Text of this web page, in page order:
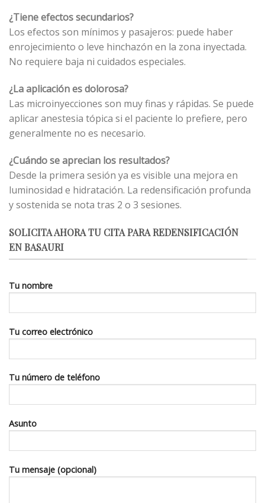
¿Tiene efectos secundarios?
Los efectos son mínimos y pasajeros: puede haber
enrojecimiento o leve hinchazón en la zona inyectada.
No requiere baja ni cuidados especiales.
¿La aplicación es dolorosa?
Las microinyecciones son muy finas y rápidas. Se puede
aplicar anestesia tópica si el paciente lo prefiere, pero
generalmente no es necesario.
¿Cuándo se aprecian los resultados?
Desde la primera sesión ya es visible una mejora en
luminosidad e hidratación. La redensificación profunda
y sostenida se nota tras 2 o 3 sesiones.
SOLICITA AHORA TU CITA PARA REDENSIFICACIÓN
EN BASAURI
Tu nombre
Tu correo electrónico
Tu número de teléfono
Asunto
Tu mensaje (opcional)